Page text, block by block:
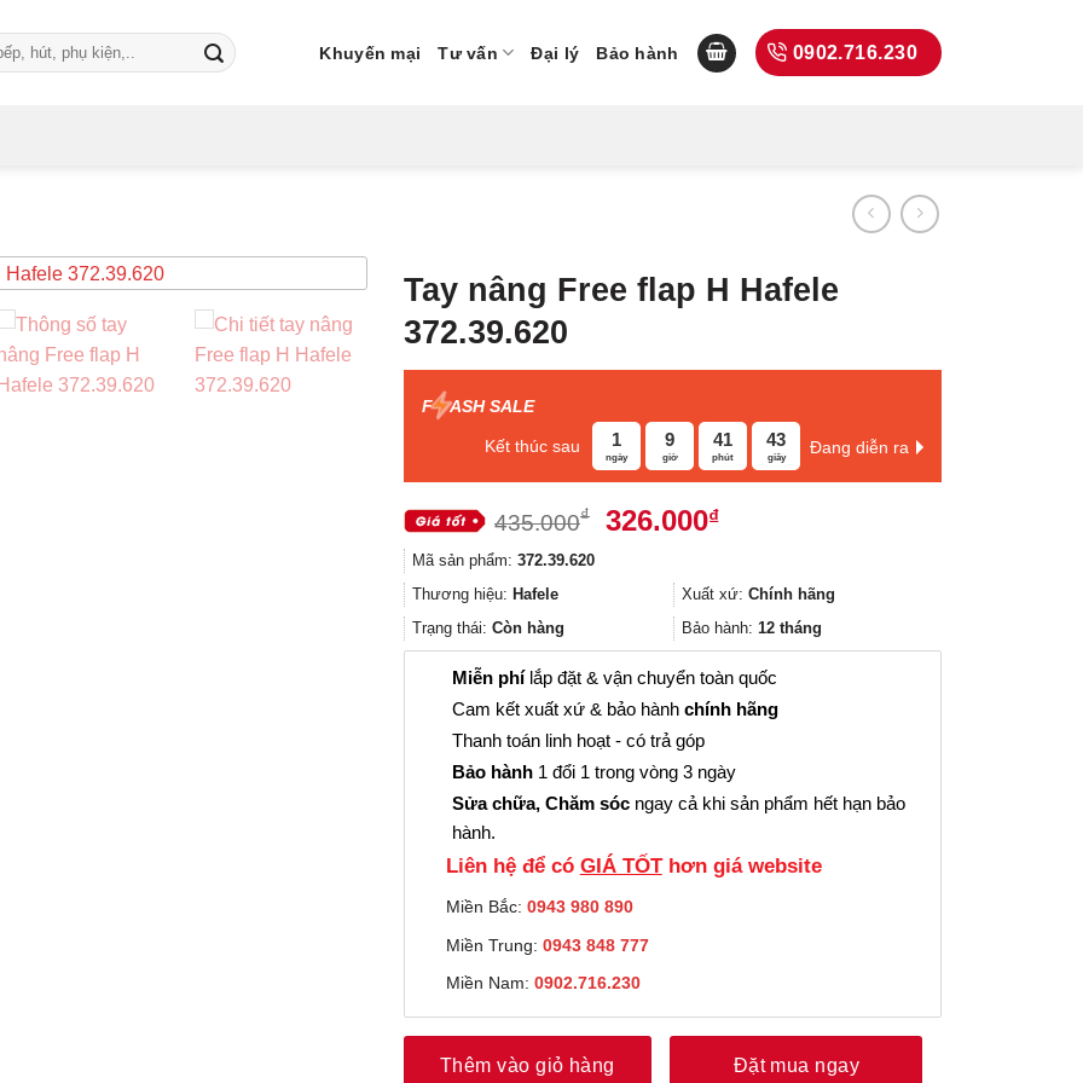
Khuyến mại Tư vấn Đại lý Bảo hành 0902.716.230
Tay nâng Free flap H Hafele
372.39.620
F ASH SALE
Kết thúc sau 1
ngày
9
giờ
41
phút
42
giây
Đang diễn ra
435.000₫
Giá
435.000₫.
326.000₫Giá
là:
326.000₫.
Mã sản phẩm: 372.39.620
Thương hiệu: Hafele Xuất xứ: Chính hãng
Trạng thái: Còn hàng Bảo hành: 12 tháng
Miễn phílắp đặt & vận chuyển toàn quốc
Cam kết xuất xứ & bảo hành chính hãng
Thanh toán linh hoạt - có trả góp
Bảo hành 1 đổi 1 trong vòng 3 ngày
Sửa chữa, Chăm sóc ngay cả khi sản phẩm hết hạn bảo
hành.
Liên hệ để có GIÁ TỐThơn giá website
Miền Bắc: 0943 980 890
Miền Trung: 0943 848 777
Miền Nam: 0902.716.230
Thêm vào giỏ hàng Đặt mua ngay